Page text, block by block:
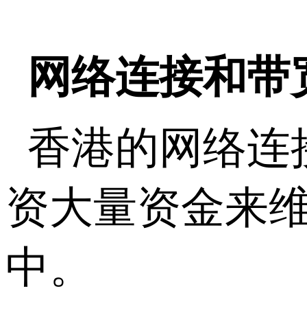
网络连接和带
香港的网络连
资大量资金来
中。